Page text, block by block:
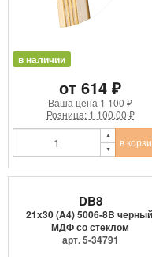
в наличии
от 614 ₽
Ваша цена 1 100 ₽
Розница: 1 100.00 ₽
в
DB8
21x30 (A4) 5006-8B
МДФ со стеклом
арт. 5-34791